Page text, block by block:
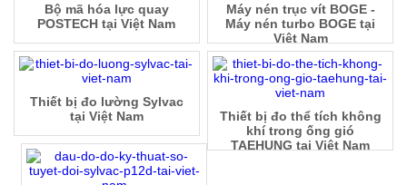
Máy nén trục vít BOGE -
Máy nén turbo BOGE tại
Việt Nam
Bộ mã hóa lực quay
POSTECH tại Việt Nam
Thiết bị đo thể tích không
khí trong ống gió
TAEHUNG tại Việt Nam
Thiết bị đo lường Sylvac
tại Việt Nam